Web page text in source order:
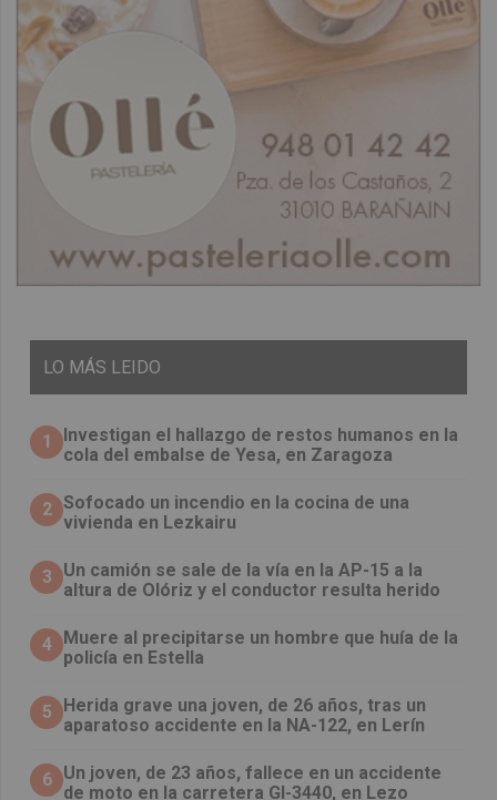
LO MÁS LEIDO
1
Investigan el hallazgo de restos humanos en la
cola del embalse de Yesa, en Zaragoza
2 Sofocado un incendio en la cocina de una
vivienda en Lezkairu
3
Un camión se sale de la vía en la AP-15 a la
altura de Olóriz y el conductor resulta herido
4
Muere al precipitarse un hombre que huía de la
policía en Estella
5
Herida grave una joven, de 26 años, tras un
aparatoso accidente en la NA-122, en Lerín
6 Un joven, de 23 años, fallece en un accidente
de moto en la carretera GI-3440, en Lezo